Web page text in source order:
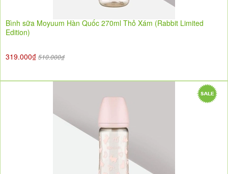
Bình sữa Moyuum Hàn Quốc 270ml Thỏ Xám (Rabbit Limited
Edition)
319.000₫ 510.000₫